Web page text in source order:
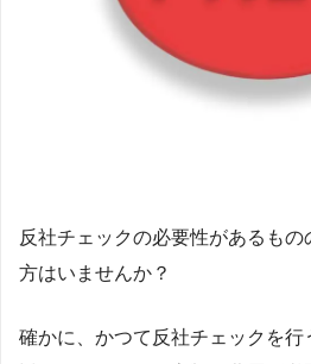
反社チェックの必要性があるも
方はいませんか？
確かに、かつて反社チェックを